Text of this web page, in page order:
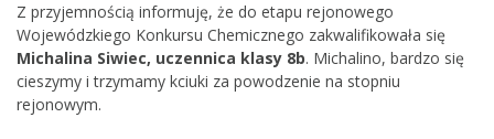
Z przyjemnością informuję, że do etapu rejonowego
Wojewódzkiego Konkursu Chemicznego zakwalifikowała się
Michalina Siwiec, uczennica klasy 8b. Michalino, bardzo się
cieszymy i trzymamy kciuki za powodzenie na stopniu
rejonowym.